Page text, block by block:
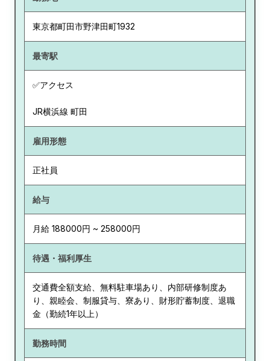
東京都町田市野津田町1932
最寄駅
✅アクセス
JR横浜線 町田
雇用形態
正社員
給与
月給 188000円 ~ 258000円
待遇・福利厚生
交通費全額支給、無料駐車場あり、内部研修制度あ
り、親睦会、制服貸与、寮あり、財形貯蓄制度、退職
金（勤続1年以上）
勤務時間